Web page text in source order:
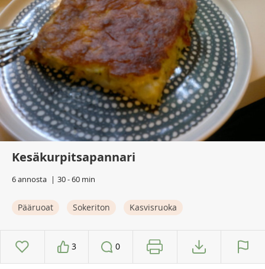
Kesäkurpitsapannari
6 annosta 30 - 60 min
Pääruoat Sokeriton Kasvisruoka
3 0